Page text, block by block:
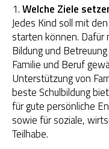
Kleiderläden
1.Welche Ziele
Jedes Kind soll mit
starten können. Dafür
Bildung und
Familie und Beruf
Unterstützung von
beste Schulbildung
für gute persönliche
sowie für soziale,
Teilhabe.